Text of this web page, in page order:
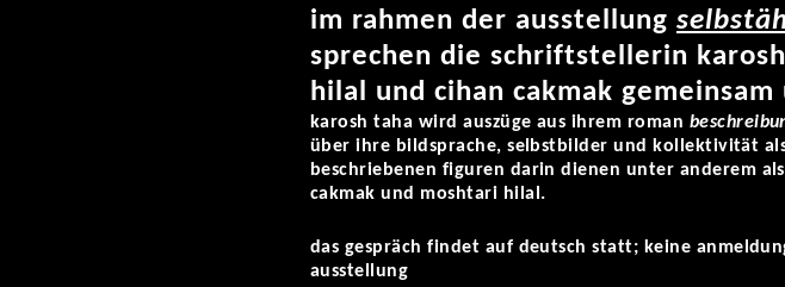
im rahmen der ausstellung
sprechen die schriftstellerin
hilal und cihan cakmak
karosh taha wird auszüge aus ihrem roman
über ihre bildsprache, selbstbilder und kollektivität
beschriebenen figuren darin dienen unter anderem
cakmak und moshtari hilal.
das gespräch findet auf deutsch statt; keine
ausstellung